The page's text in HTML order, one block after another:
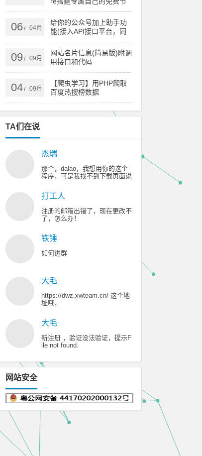
点
06/ 04月
给你的公众号加上助手功
能(接入API接口平台，同
时支持订阅号和服务号)
09/ 09月
网站名片信息(简易版)附调
用接口和代码
04/ 09月
【爬虫学习】用PHP爬取
百度热搜榜数据
TA们在说
杰瑞
那个，dalao，我想用你的这个
程序，可是我找不到下载页面说
打工人
注册的邮箱出错了，现在更改不
了，怎么办！
铁锤
如何进群
大毛
https://dwz.xwteam.cn/ 这个地
址哦，
大毛
新注册 ，验证没法验证，提示F
ile not found.
网站安全